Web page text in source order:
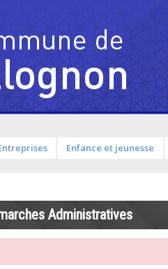
Enfance et jeunesse
Administratives